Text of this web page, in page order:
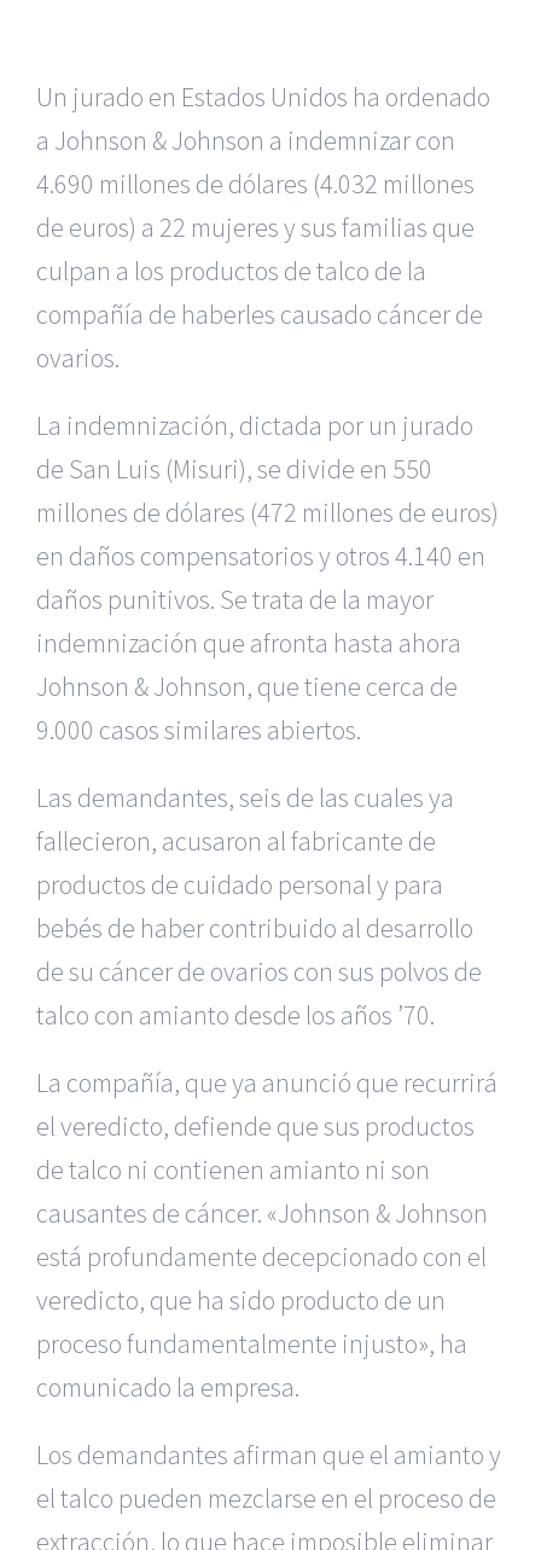
Un jurado en Estados Unidos ha ordenado
a Johnson & Johnson a indemnizar con
4.690 millones de dólares (4.032 millones
de euros) a 22 mujeres y sus familias que
culpan a los productos de talco de la
compañía de haberles causado cáncer de
ovarios.
La indemnización, dictada por un jurado
de San Luis (Misuri), se divide en 550
millones de dólares (472 millones de euros)
en daños compensatorios y otros 4.140 en
daños punitivos. Se trata de la mayor
indemnización que afronta hasta ahora
Johnson & Johnson, que tiene cerca de
9.000 casos similares abiertos.
Las demandantes, seis de las cuales ya
fallecieron, acusaron al fabricante de
productos de cuidado personal y para
bebés de haber contribuido al desarrollo
de su cáncer de ovarios con sus polvos de
talco con amianto desde los años ’70.
La compañía, que ya anunció que recurrirá
el veredicto, defiende que sus productos
de talco ni contienen amianto ni son
causantes de cáncer. «Johnson & Johnson
está profundamente decepcionado con el
veredicto, que ha sido producto de un
proceso fundamentalmente injusto», ha
comunicado la empresa.
Los demandantes afirman que el amianto y
el talco pueden mezclarse en el proceso de
extracción, lo que hace imposible eliminar
| Reclamación de Accidentes en Alicante|Reclamación
de Accidentes en Madrid|BGD Abogados Madrid|GM